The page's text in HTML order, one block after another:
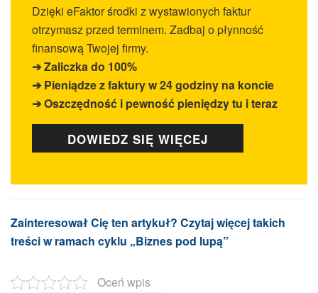
Dzięki eFaktor środki z wystawionych faktur
otrzymasz przed terminem. Zadbaj o płynność
finansową Twojej firmy.
➔ Zaliczka do 100%
➔ Pieniądze z faktury w 24 godziny na koncie
➔ Oszczędność i pewność pieniędzy tu i teraz
DOWIEDZ SIĘ WIĘCEJ
Zainteresował Cię ten artykuł? Czytaj więcej takich
treści w ramach cyklu „Biznes pod lupą”
Oceń wpis